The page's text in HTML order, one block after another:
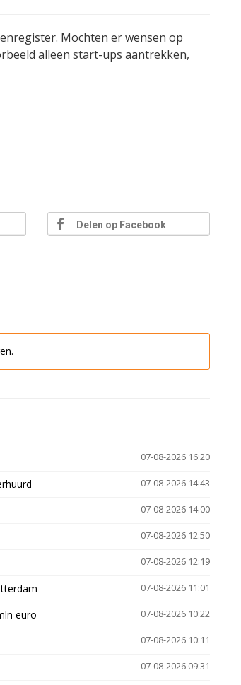
Mochten er wensen op
alleen start-ups aantrekken,
Delen op Facebook
07-08-2026 16:20
07-08-2026 14:43
07-08-2026 14:00
07-08-2026 12:50
07-08-2026 12:19
07-08-2026 11:01
07-08-2026 10:22
euro
07-08-2026 10:11
07-08-2026 09:31